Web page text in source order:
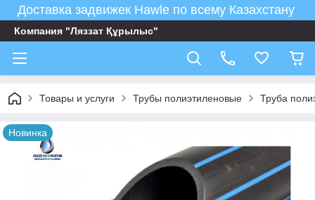
Доставка задвижек Hawle по всему Казахстану
Компания "Ляззат Құрылыс"
Товары и услуги Трубы полиэтиленовые Труба
Новинка